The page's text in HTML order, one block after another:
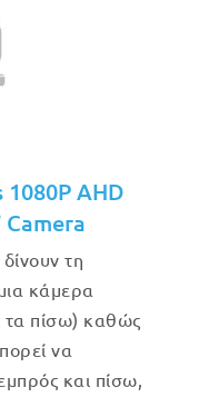
AHD
Camera
τη
κάμερα
τα πίσω) καθώς
να
και πίσω,